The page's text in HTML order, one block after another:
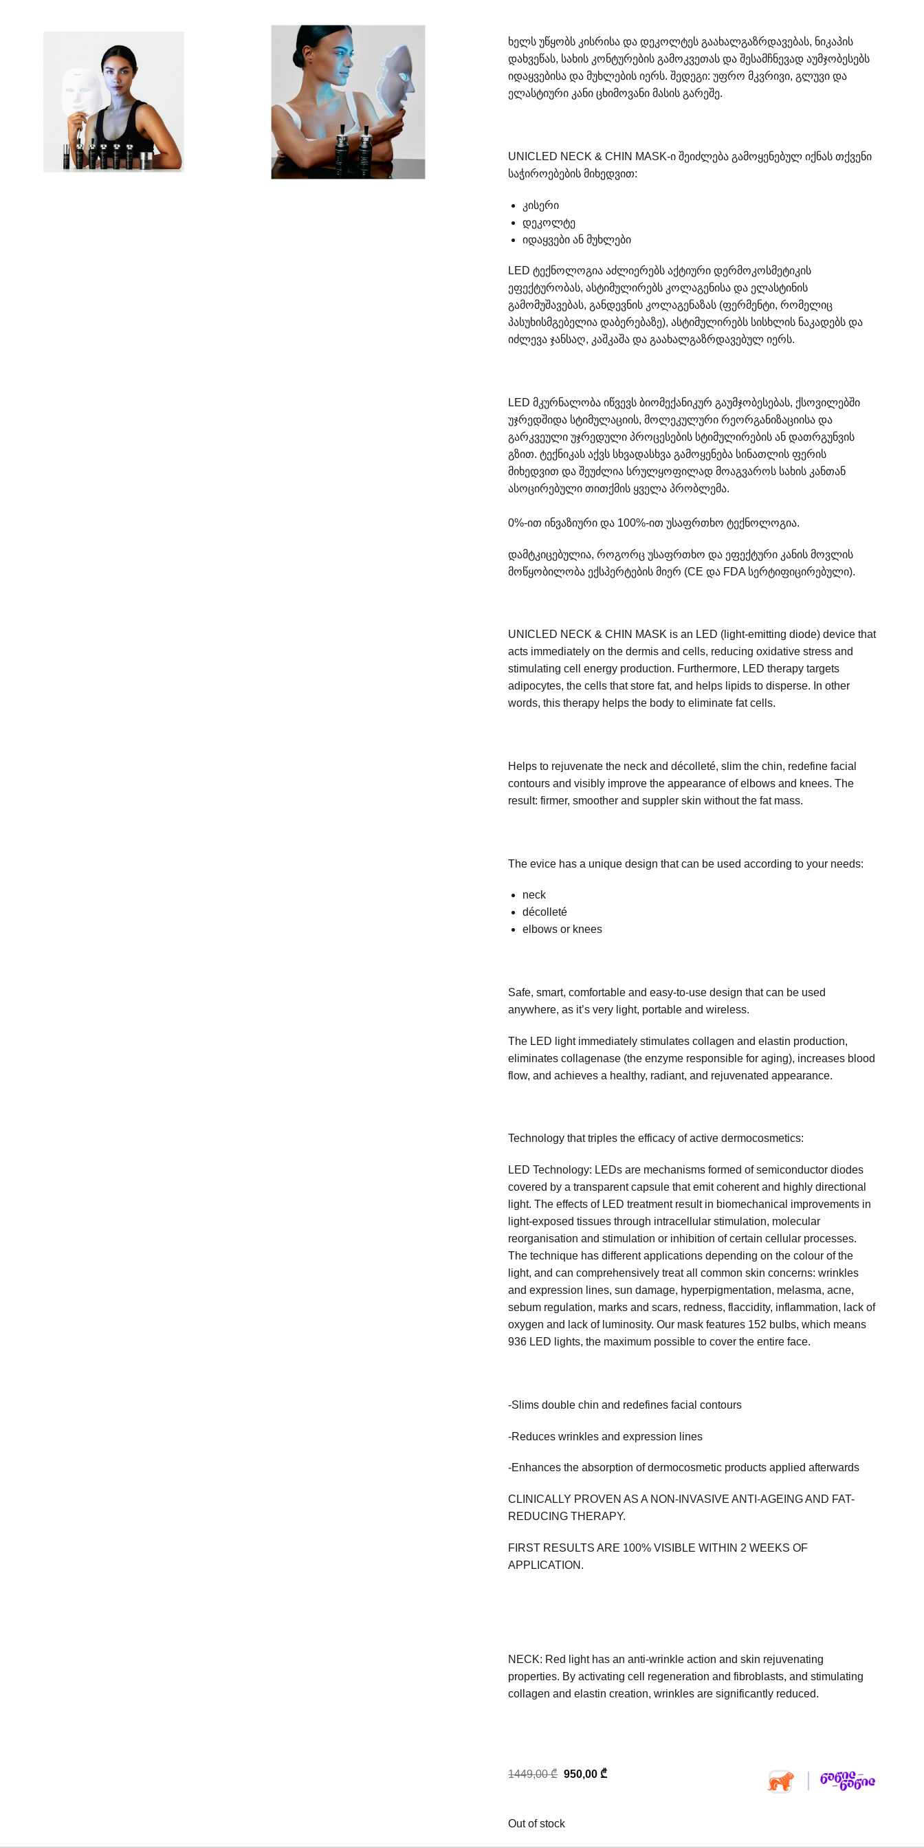
ხელს უწყობს კისრისა და დეკოლტეს გაახალგაზრდავებას, ნიკაპის
დახვეწას, სახის კონტურების გამოკვეთას და შესამჩნევად აუმჯობესებს
იდაყვებისა და მუხლების იერს. შედეგი: უფრო მკვრივი, გლუვი და
ელასტიური კანი ცხიმოვანი მასის გარეშე.
UNICLED NECK & CHIN MASK-ი შეიძლება გამოყენებულ იქნას თქვენი
საჭიროებების მიხედვით:
კისერი
დეკოლტე
იდაყვები ან მუხლები
LED ტექნოლოგია აძლიერებს აქტიური დერმოკოსმეტიკის
ეფექტურობას, ასტიმულირებს კოლაგენისა და ელასტინის
გამომუშავებას, განდევნის კოლაგენაზას (ფერმენტი, რომელიც
პასუხისმგებელია დაბერებაზე), ასტიმულირებს სისხლის ნაკადებს და
იძლევა ჯანსაღ, კაშკაშა და გაახალგაზრდავებულ იერს.
LED მკურნალობა იწვევს ბიომექანიკურ გაუმჯობესებას, ქსოვილებში
უჯრედშიდა სტიმულაციის, მოლეკულური რეორგანიზაციისა და
გარკვეული უჯრედული პროცესების სტიმულირების ან დათრგუნვის
გზით. ტექნიკას აქვს სხვადასხვა გამოყენება სინათლის ფერის
მიხედვით და შეუძლია სრულყოფილად მოაგვაროს სახის კანთან
ასოცირებული თითქმის ყველა პრობლემა.
0%-ით ინვაზიური და 100%-ით უსაფრთხო ტექნოლოგია.
დამტკიცებულია, როგორც უსაფრთხო და ეფექტური კანის მოვლის
მოწყობილობა ექსპერტების მიერ (CE და FDA სერტიფიცირებული).
UNICLED NECK & CHIN MASK is an LED (light-emitting diode) device that
acts immediately on the dermis and cells, reducing oxidative stress and
stimulating cell energy production. Furthermore, LED therapy targets
adipocytes, the cells that store fat, and helps lipids to disperse. In other
words, this therapy helps the body to eliminate fat cells.
Helps to rejuvenate the neck and décolleté, slim the chin, redefine facial
contours and visibly improve the appearance of elbows and knees. The
result: firmer, smoother and suppler skin without the fat mass.
The evice has a unique design that can be used according to your needs:
neck
décolleté
elbows or knees
Safe, smart, comfortable and easy-to-use design that can be used
anywhere, as it’s very light, portable and wireless.
The LED light immediately stimulates collagen and elastin production,
eliminates collagenase (the enzyme responsible for aging), increases blood
flow, and achieves a healthy, radiant, and rejuvenated appearance.
Technology that triples the efficacy of active dermocosmetics:
LED Technology: LEDs are mechanisms formed of semiconductor diodes
covered by a transparent capsule that emit coherent and highly directional
light. The effects of LED treatment result in biomechanical improvements in
light-exposed tissues through intracellular stimulation, molecular
reorganisation and stimulation or inhibition of certain cellular processes.
The technique has different applications depending on the colour of the
light, and can comprehensively treat all common skin concerns: wrinkles
and expression lines, sun damage, hyperpigmentation, melasma, acne,
sebum regulation, marks and scars, redness, flaccidity, inflammation, lack of
oxygen and lack of luminosity. Our mask features 152 bulbs, which means
936 LED lights, the maximum possible to cover the entire face.
-Slims double chin and redefines facial contours
-Reduces wrinkles and expression lines
-Enhances the absorption of dermocosmetic products applied afterwards
CLINICALLY PROVEN AS A NON-INVASIVE ANTI-AGEING AND FAT-
REDUCING THERAPY.
FIRST RESULTS ARE 100% VISIBLE WITHIN 2 WEEKS OF
APPLICATION.
NECK: Red light has an anti-wrinkle action and skin rejuvenating
properties. By activating cell regeneration and fibroblasts, and stimulating
collagen and elastin creation, wrinkles are significantly reduced.
1449,00₾ Original
950,00 ₾Current
Out of stock